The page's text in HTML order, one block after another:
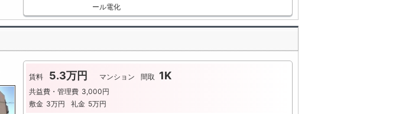
ール電化
賃料 5.3万円 マンション 間取 1K
共益費・管理費 3,000円
敷金 3万円 礼金 5万円